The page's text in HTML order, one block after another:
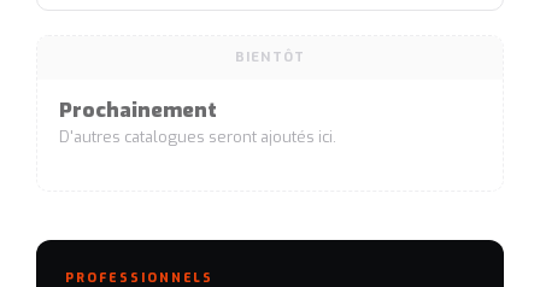
BIENTÔT
Prochainement
D'autres catalogues seront ajoutés ici.
PROFESSIONNELS